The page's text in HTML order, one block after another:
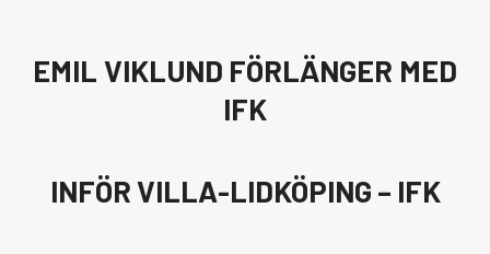
EMIL VIKLUND FÖRLÄNGER MED
IFK
INFÖR VILLA-LIDKÖPING – IFK